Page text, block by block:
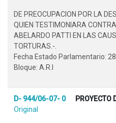
DE PREOCUPACION POR LA
QUIEN TESTIMONIARA
ABELARDO PATTI EN LAS
TORTURAS.-.
Fecha Estado Parlamentario:
Bloque: A.R.I
D- 944/06-07- 0 PROYECTO
Original